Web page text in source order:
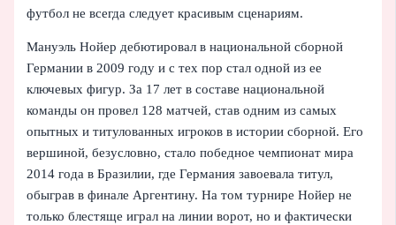
футбол не всегда следует красивым сценариям.
Мануэль Нойер дебютировал в национальной сборной
Германии в 2009 году и с тех пор стал одной из ее
ключевых фигур. За 17 лет в составе национальной
команды он провел 128 матчей, став одним из самых
опытных и титулованных игроков в истории сборной. Его
вершиной, безусловно, стало победное чемпионат мира
2014 года в Бразилии, где Германия завоевала титул,
обыграв в финале Аргентину. На том турнире Нойер не
только блестяще играл на линии ворот, но и фактически